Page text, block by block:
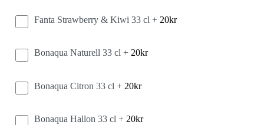
Fanta Strawberry & Kiwi 33 cl + 20kr
Bonaqua Naturell 33 cl + 20kr
Bonaqua Citron 33 cl + 20kr
Bonaqua Hallon 33 cl + 20kr